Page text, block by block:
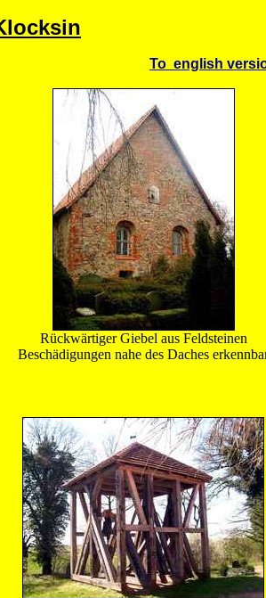
To english
Rückwärtiger Giebel aus Feldsteinen
Beschädigungen nahe des Daches